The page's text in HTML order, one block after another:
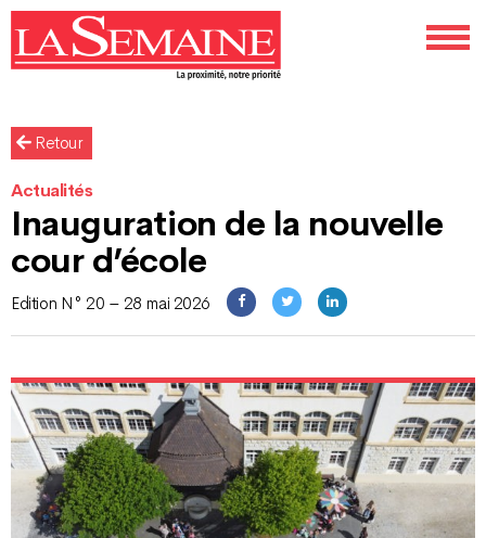
Retour
Actualités
Inauguration de la nouvelle
cour d’école
Edition N° 20 – 28 mai 2026